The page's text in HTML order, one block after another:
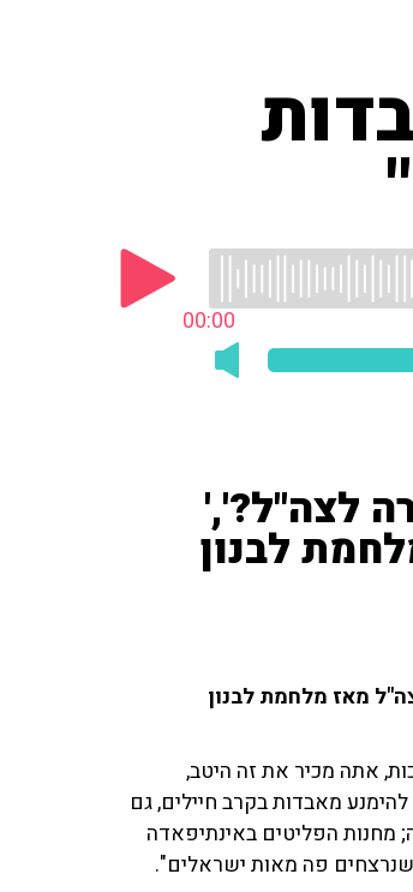
00:00
לצה"ל?','
לבנון
מאז מלחמת לבנון
אתה מכיר את זה היטב,
מאבדות בקרב חיילים, גם
מחנות הפליטים באינתיפאדה